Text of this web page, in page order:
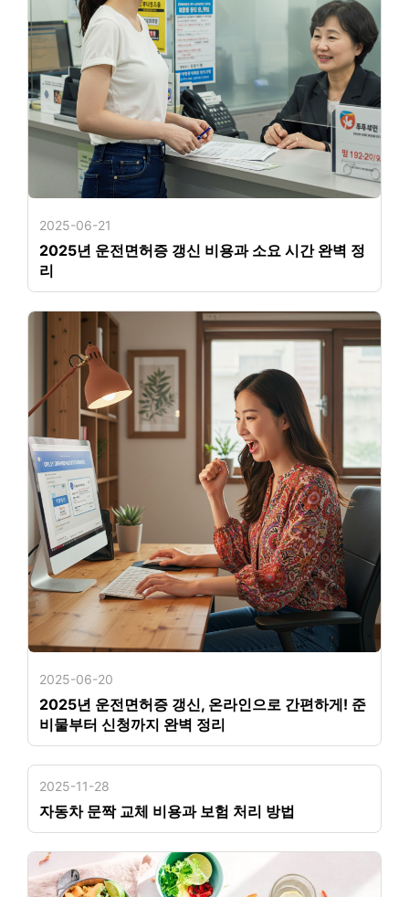
2025-06-21
2025년 운전면허증 갱신 비용과 소요 시간 완벽 정
리
2025-06-20
2025년 운전면허증 갱신, 온라인으로 간편하게! 준
비물부터 신청까지 완벽 정리
2025-11-28
자동차 문짝 교체 비용과 보험 처리 방법